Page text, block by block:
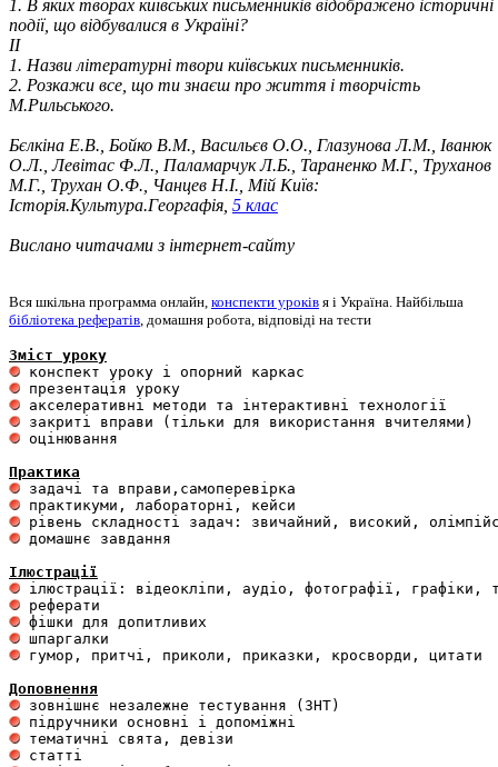
1. В яких творах київських письменників відображено історичні
події, що відбувалися в Україні?
ІІ
1. Назви літературні твори київських письменників.
2. Розкажи все, що ти знаєш про життя і творчість
М.Рильського.
Бєлкіна Е.В., Бойко В.М., Васильєв О.О., Глазунова Л.М., Іванюк
О.Л., Левітас Ф.Л., Паламарчук Л.Б., Тараненко М.Г., Труханов
М.Г., Трухан О.Ф., Чанцев Н.І., Мій Київ:
Історія.Культура.Георгафія, 5 клас
Вислано читачами з інтернет-сайту
Вся шкільна программа онлайн, конспекти уроків я і Україна. Найбільша
бібліотека рефератів, домашня робота, відповіді на тести
Зміст уроку
оцінювання
Практика
домашнє завдання
Ілюстрації
гумор, притчі, приколи, приказки, кросворди, цитати
Доповнення